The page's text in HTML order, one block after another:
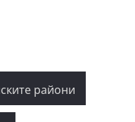
райони